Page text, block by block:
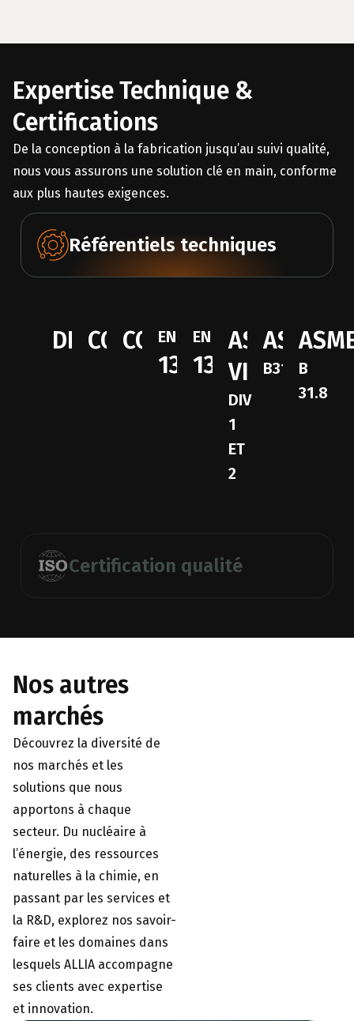
Expertise Technique &
Certifications
De la conception à la fabrication jusqu’au suivi qualité,
nous vous assurons une solution clé en main, conforme
aux plus hautes exigences.
Référentiels techniques
Certification qualité
DESPCODAPCODETI
EN
13445
EN
13480
ASME
VIII
DIV
1
ET
2
ASME
B31.3B
31.8
Nos autres
marchés
Découvrez la diversité de
nos marchés et les
solutions que nous
apportons à chaque
secteur. Du nucléaire à
l’énergie, des ressources
naturelles à la chimie, en
passant par les services et
la R&D, explorez nos savoir-
faire et les domaines dans
lesquels ALLIA accompagne
ses clients avec expertise
et innovation.